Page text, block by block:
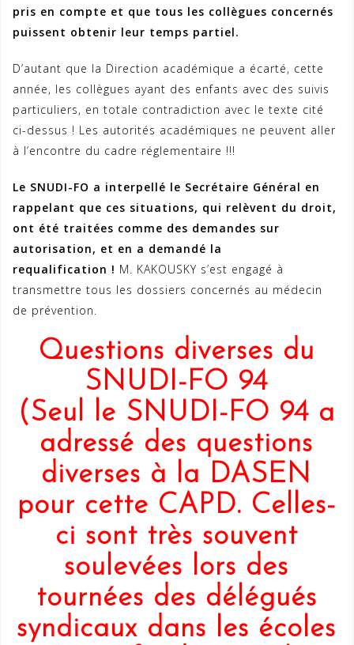
pris en compte et que tous les collègues concernés
puissent obtenir leur temps partiel.
D’autant que la Direction académique a écarté, cette
année, les collègues ayant des enfants avec des suivis
particuliers, en totale contradiction avec le texte cité
ci-dessus ! Les autorités académiques ne peuvent aller
à l’encontre du cadre réglementaire !!!
Le SNUDI-FO a interpellé le Secrétaire Général en
rappelant que ces situations, qui relèvent du droit,
ont été traitées comme des demandes sur
autorisation, et en a demandé la
requalification ! M. KAKOUSKY s’est engagé à
transmettre tous les dossiers concernés au médecin
de prévention.
Questions diverses du
SNUDI-FO 94
(Seul le SNUDI-FO 94 a
adressé des questions
diverses à la DASEN
pour cette CAPD. Celles-
ci sont très souvent
soulevées lors des
tournées des délégués
syndicaux dans les écoles